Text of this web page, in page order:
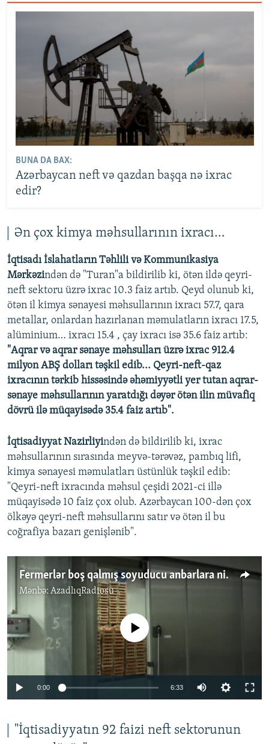
BUNA DA BAX:
Azərbaycan neft və qazdan başqa nə ixrac
edir?
Ən çox kimya məhsullarının ixracı…
İqtisadı İslahatların Təhlili və Kommunikasiya
Mərkəzindən də "Turan"a bildirilib ki, ötən ildə qeyri-
neft sektoru üzrə ixrac 10.3 faiz artıb. Qeyd olunub ki,
ötən il kimya sənayesi məhsullarının ixracı 57.7, qara
metallar, onlardan hazırlanan məmulatların ixracı 17.5,
alüminium… ixracı 15.4 , çay ixracı isə 35.6 faiz artıb:
"Aqrar və aqrar sənaye məhsulları üzrə ixrac 912.4
milyon ABŞ dolları təşkil edib... Qeyri-neft-qaz
ixracının tərkib hissəsində əhəmiyyətli yer tutan aqrar-
sənaye məhsullarının yaratdığı dəyər ötən ilin müvafiq
dövrü ilə müqayisədə 35.4 faiz artıb".
İqtisadiyyat Nazirliyindən də bildirilib ki, ixrac
məhsullarının sırasında meyvə-tərəvəz, pambıq lifi,
kimya sənayesi məmulatları üstünlük təşkil edib:
"Qeyri-neft ixracında məhsul çeşidi 2021-ci illə
müqayisədə 10 faiz çox olub. Azərbaycan 100-dən çox
ölkəyə qeyri-neft məhsullarını satır və ötən il bu
coğrafiya bazarı genişlənib".
Fermerlər boş qalmış soyuducu anbarlara niyə məhsul verə bilmir?
Mənbə: AzadlıqRadiosu
No media source currently available
0:00 6:33
360p
"İqtisadiyyatın 92 faizi neft sektorunun